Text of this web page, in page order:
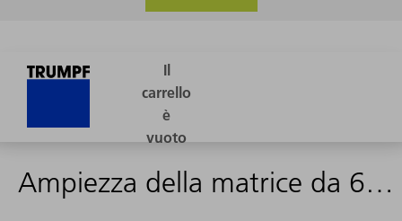
Ampiezza della matrice da 60 a 120 mm